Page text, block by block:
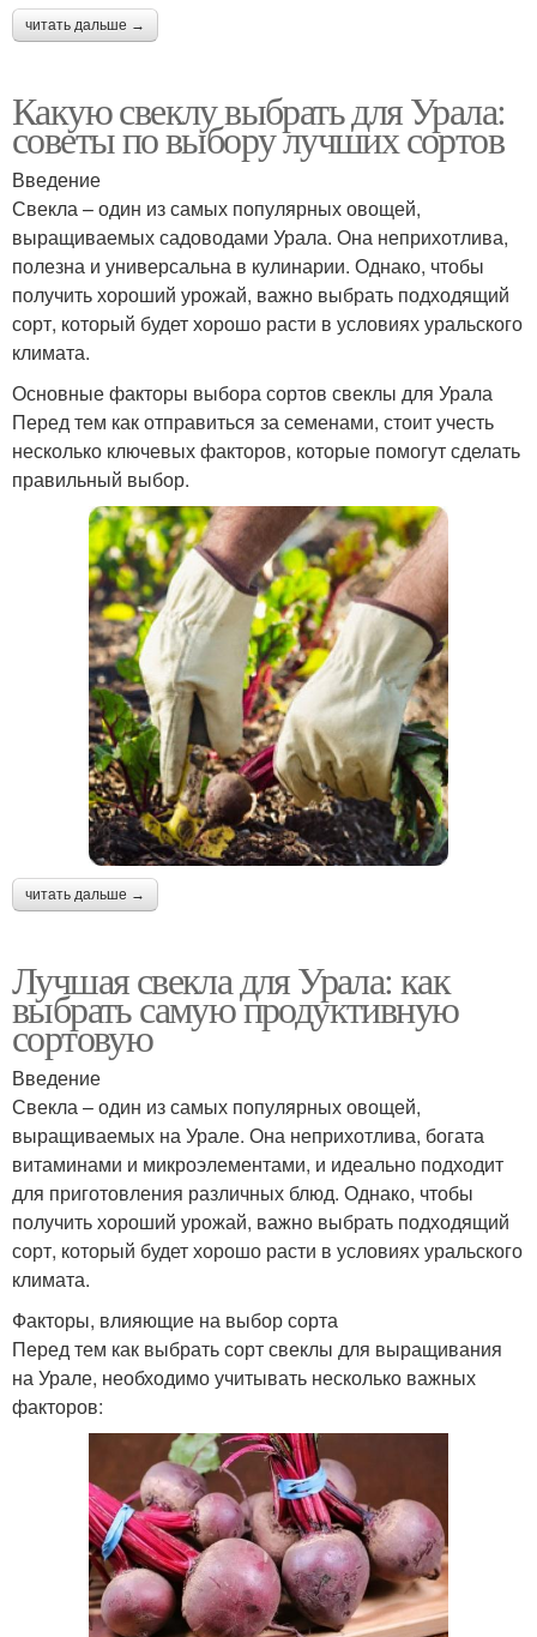
читать дальше →
Какую свеклу выбрать для Урала:
советы по выбору лучших сортов
Введение
Свекла – один из самых популярных овощей,
выращиваемых садоводами Урала. Она неприхотлива,
полезна и универсальна в кулинарии. Однако, чтобы
получить хороший урожай, важно выбрать подходящий
сорт, который будет хорошо расти в условиях уральского
климата.
Основные факторы выбора сортов свеклы для Урала
Перед тем как отправиться за семенами, стоит учесть
несколько ключевых факторов, которые помогут сделать
правильный выбор.
читать дальше →
Лучшая свекла для Урала: как
выбрать самую продуктивную
сортовую
Введение
Свекла – один из самых популярных овощей,
выращиваемых на Урале. Она неприхотлива, богата
витаминами и микроэлементами, и идеально подходит
для приготовления различных блюд. Однако, чтобы
получить хороший урожай, важно выбрать подходящий
сорт, который будет хорошо расти в условиях уральского
климата.
Факторы, влияющие на выбор сорта
Перед тем как выбрать сорт свеклы для выращивания
на Урале, необходимо учитывать несколько важных
факторов: